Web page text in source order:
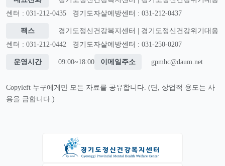
센터 : 031-212-0435
경기도자살예방센터 : 031-212-0437
팩스
경기도정신건강복지센터 | 경기도정신건강위기대응
센터 : 031-212-0442
경기도자살예방센터 : 031-250-0207
운영시간 09:00~18:00 이메일주소 gpmhc@daum.net
Copyleft 누구에게만 모든 자료를 공유합니다. (단, 상업적 용도는 사
용을 금합니다.)